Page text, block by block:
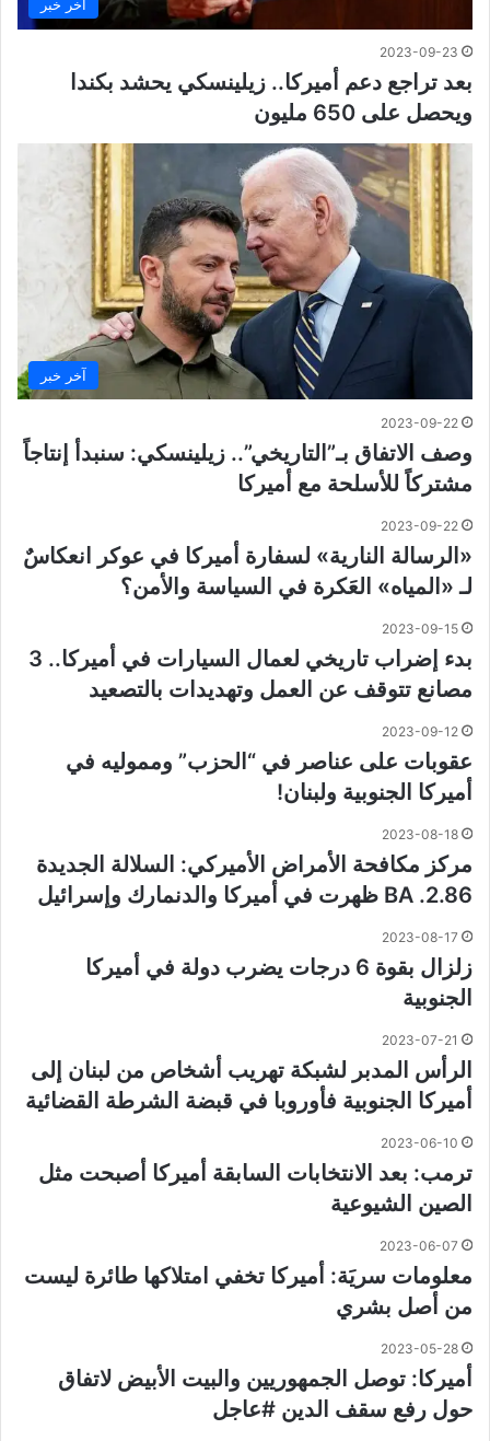
آخر خبر
2023-09-23
بعد تراجع دعم أميركا.. زيلينسكي يحشد بكندا
ويحصل على 650 مليون
آخر خبر
2023-09-22
وصف الاتفاق بـ”التاريخي”.. زيلينسكي: سنبدأ إنتاجاً
مشتركاً للأسلحة مع أميركا
2023-09-22
«الرسالة النارية» لسفارة أميركا في عوكر انعكاسٌ
لـ «المياه» العَكرة في السياسة والأمن؟
2023-09-15
بدء إضراب تاريخي لعمال السيارات في أميركا.. 3
مصانع تتوقف عن العمل وتهديدات بالتصعيد
2023-09-12
عقوبات على عناصر في “الحزب” ومموليه في
أميركا الجنوبية ولبنان!
2023-08-18
مركز مكافحة الأمراض الأميركي: السلالة الجديدة
BA .2.86 ظهرت في أميركا والدنمارك وإسرائيل
2023-08-17
زلزال بقوة 6 درجات يضرب دولة في أميركا
الجنوبية
2023-07-21
الرأس المدبر لشبكة تهريب أشخاص من لبنان إلى
أميركا الجنوبية فأوروبا في قبضة الشرطة القضائية
2023-06-10
ترمب: بعد الانتخابات السابقة أميركا أصبحت مثل
الصين الشيوعية
2023-06-07
معلومات سريَة: أميركا تخفي امتلاكها طائرة ليست
من أصل بشري
2023-05-28
أميركا: توصل الجمهوريين والبيت الأبيض لاتفاق
حول رفع سقف الدين #عاجل